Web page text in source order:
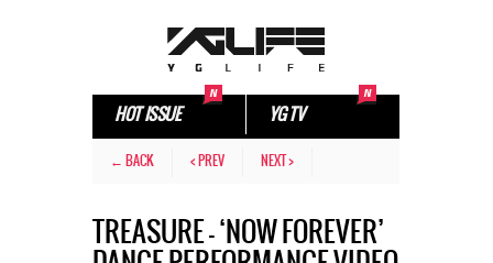
HOT ISSUE YG TV
← BACK < PREV NEXT >
TREASURE – ‘NOW FOREVER’